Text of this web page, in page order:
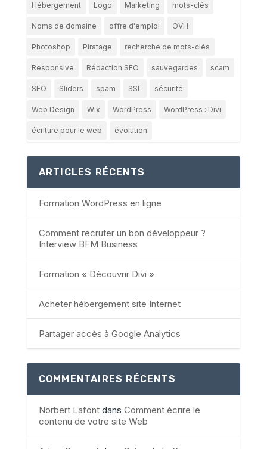
Hébergement Logo Marketing mots-clés
Noms de domaine offre d'emploi OVH
Photoshop Piratage recherche de mots-clés
Responsive Rédaction SEO sauvegardes scam
SEO Sliders spam SSL sécurité
Web Design Wix WordPress WordPress : Divi
écriture pour le web évolution
ARTICLES RÉCENTS
Formation WordPress en ligne
Comment recruter un bon développeur ?
Interview BFM Business
Formation « Découvrir Divi »
Acheter hébergement site Internet
Partager accès à Google Analytics
COMMENTAIRES RÉCENTS
Norbert Lafontdans Comment écrire le
contenu de votre site Web